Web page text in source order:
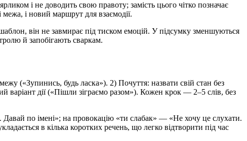
і не доводить свою правоту; замість цього чітко позначає
і новий маршрут для взаємодії.
він не завмирає під тиском емоцій. У підсумку зменшуються
й запобігають сваркам.
(«Зупинись, будь ласка»). 2) Почуття: назвати свій стан без
дії («Пішли зіграємо разом»). Кожен крок — 2–5 слів, без
по імені»; на провокацію «ти слабак» — «Не хочу це слухати.
в кілька коротких речень, що легко відтворити під час